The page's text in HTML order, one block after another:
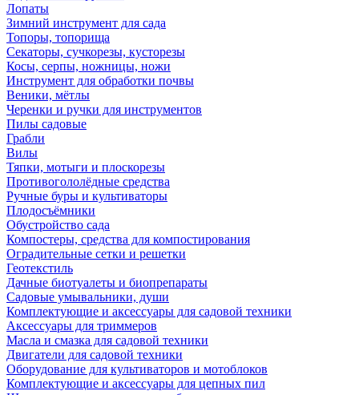
Лопаты
Зимний инструмент для сада
Топоры, топорища
Секаторы, сучкорезы, кусторезы
Косы, серпы, ножницы, ножи
Инструмент для обработки почвы
Веники, мётлы
Черенки и ручки для инструментов
Пилы садовые
Грабли
Вилы
Тяпки, мотыги и плоскорезы
Противогололёдные средства
Ручные буры и культиваторы
Плодосъёмники
Обустройство сада
Компостеры, средства для компостирования
Оградительные сетки и решетки
Геотекстиль
Дачные биотуалеты и биопрепараты
Садовые умывальники, души
Комплектующие и аксессуары для садовой техники
Аксессуары для триммеров
Масла и смазка для садовой техники
Двигатели для садовой техники
Оборудование для культиваторов и мотоблоков
Комплектующие и аксессуары для цепных пил